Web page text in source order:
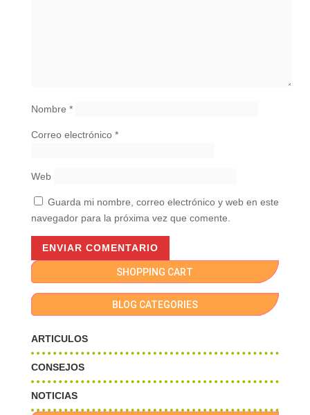
Nombre *
Correo electrónico *
Web
Guarda mi nombre, correo electrónico y web en este
navegador para la próxima vez que comente.
SHOPPING CART
BLOG CATEGORIES
ARTICULOS
CONSEJOS
NOTICIAS